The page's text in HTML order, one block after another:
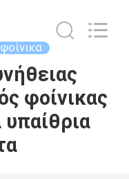
φοίνικας